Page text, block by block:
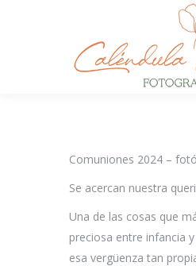
Comuniones 2024 –
Se acercan nuestra
Una de las cosas que
preciosa entre infancia
esa vergüenza tan